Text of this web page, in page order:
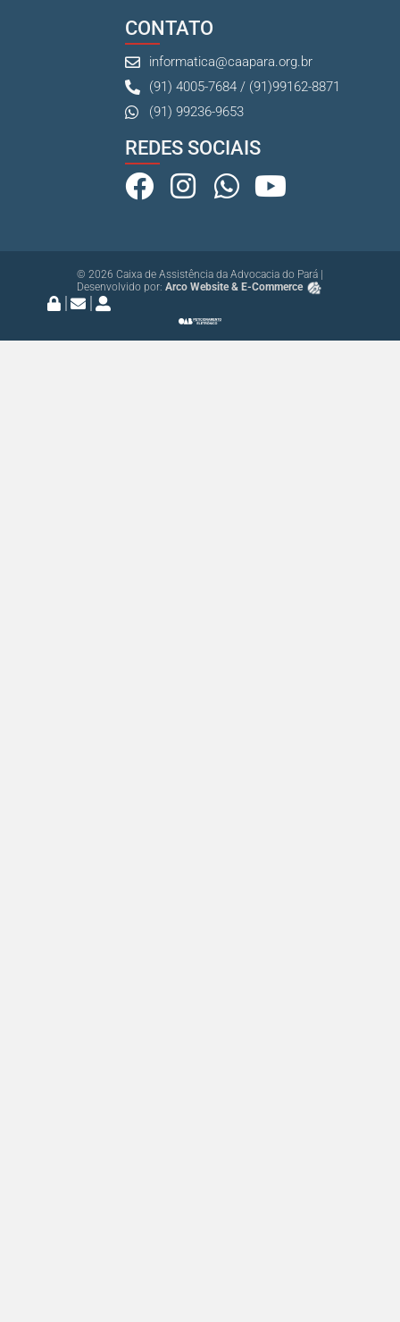
CONTATO
informatica@caapara.org.br
(91) 4005-7684 / (91)99162-8871
(91) 99236-9653
REDES SOCIAIS
© 2026 Caixa de Assistência da Advocacia do Pará |
Desenvolvido por: Arco Website & E-Commerce